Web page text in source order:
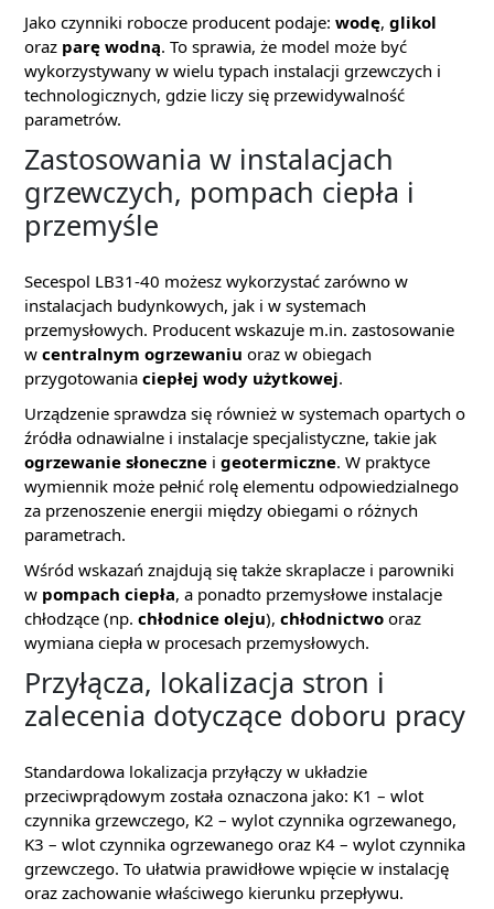
Jako czynniki robocze producent podaje: wodę, glikol
oraz parę wodną. To sprawia, że model może być
wykorzystywany w wielu typach instalacji grzewczych i
technologicznych, gdzie liczy się przewidywalność
parametrów.
Zastosowania w instalacjach
grzewczych, pompach ciepła i
przemyśle
Secespol LB31-40 możesz wykorzystać zarówno w
instalacjach budynkowych, jak i w systemach
przemysłowych. Producent wskazuje m.in. zastosowanie
w centralnym ogrzewaniu oraz w obiegach
przygotowania ciepłej wody użytkowej.
Urządzenie sprawdza się również w systemach opartych o
źródła odnawialne i instalacje specjalistyczne, takie jak
ogrzewanie słoneczne i geotermiczne. W praktyce
wymiennik może pełnić rolę elementu odpowiedzialnego
za przenoszenie energii między obiegami o różnych
parametrach.
Wśród wskazań znajdują się także skraplacze i parowniki
w pompach ciepła, a ponadto przemysłowe instalacje
chłodzące (np. chłodnice oleju), chłodnictwo oraz
wymiana ciepła w procesach przemysłowych.
Przyłącza, lokalizacja stron i
zalecenia dotyczące doboru pracy
Standardowa lokalizacja przyłączy w układzie
przeciwprądowym została oznaczona jako: K1 – wlot
czynnika grzewczego, K2 – wylot czynnika ogrzewanego,
K3 – wlot czynnika ogrzewanego oraz K4 – wylot czynnika
grzewczego. To ułatwia prawidłowe wpięcie w instalację
oraz zachowanie właściwego kierunku przepływu.